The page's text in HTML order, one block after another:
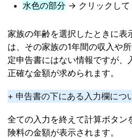
水色の部分 → クリックして
家族の年齢を選択したときに表
は、その家族の1年間の収入や
定申告書にはない情報ですが、
正確な金額が求められます。
+ 申告書の下にある入力欄につ
全ての入力を終えて計算ボタン
険料の金額が表示されます。